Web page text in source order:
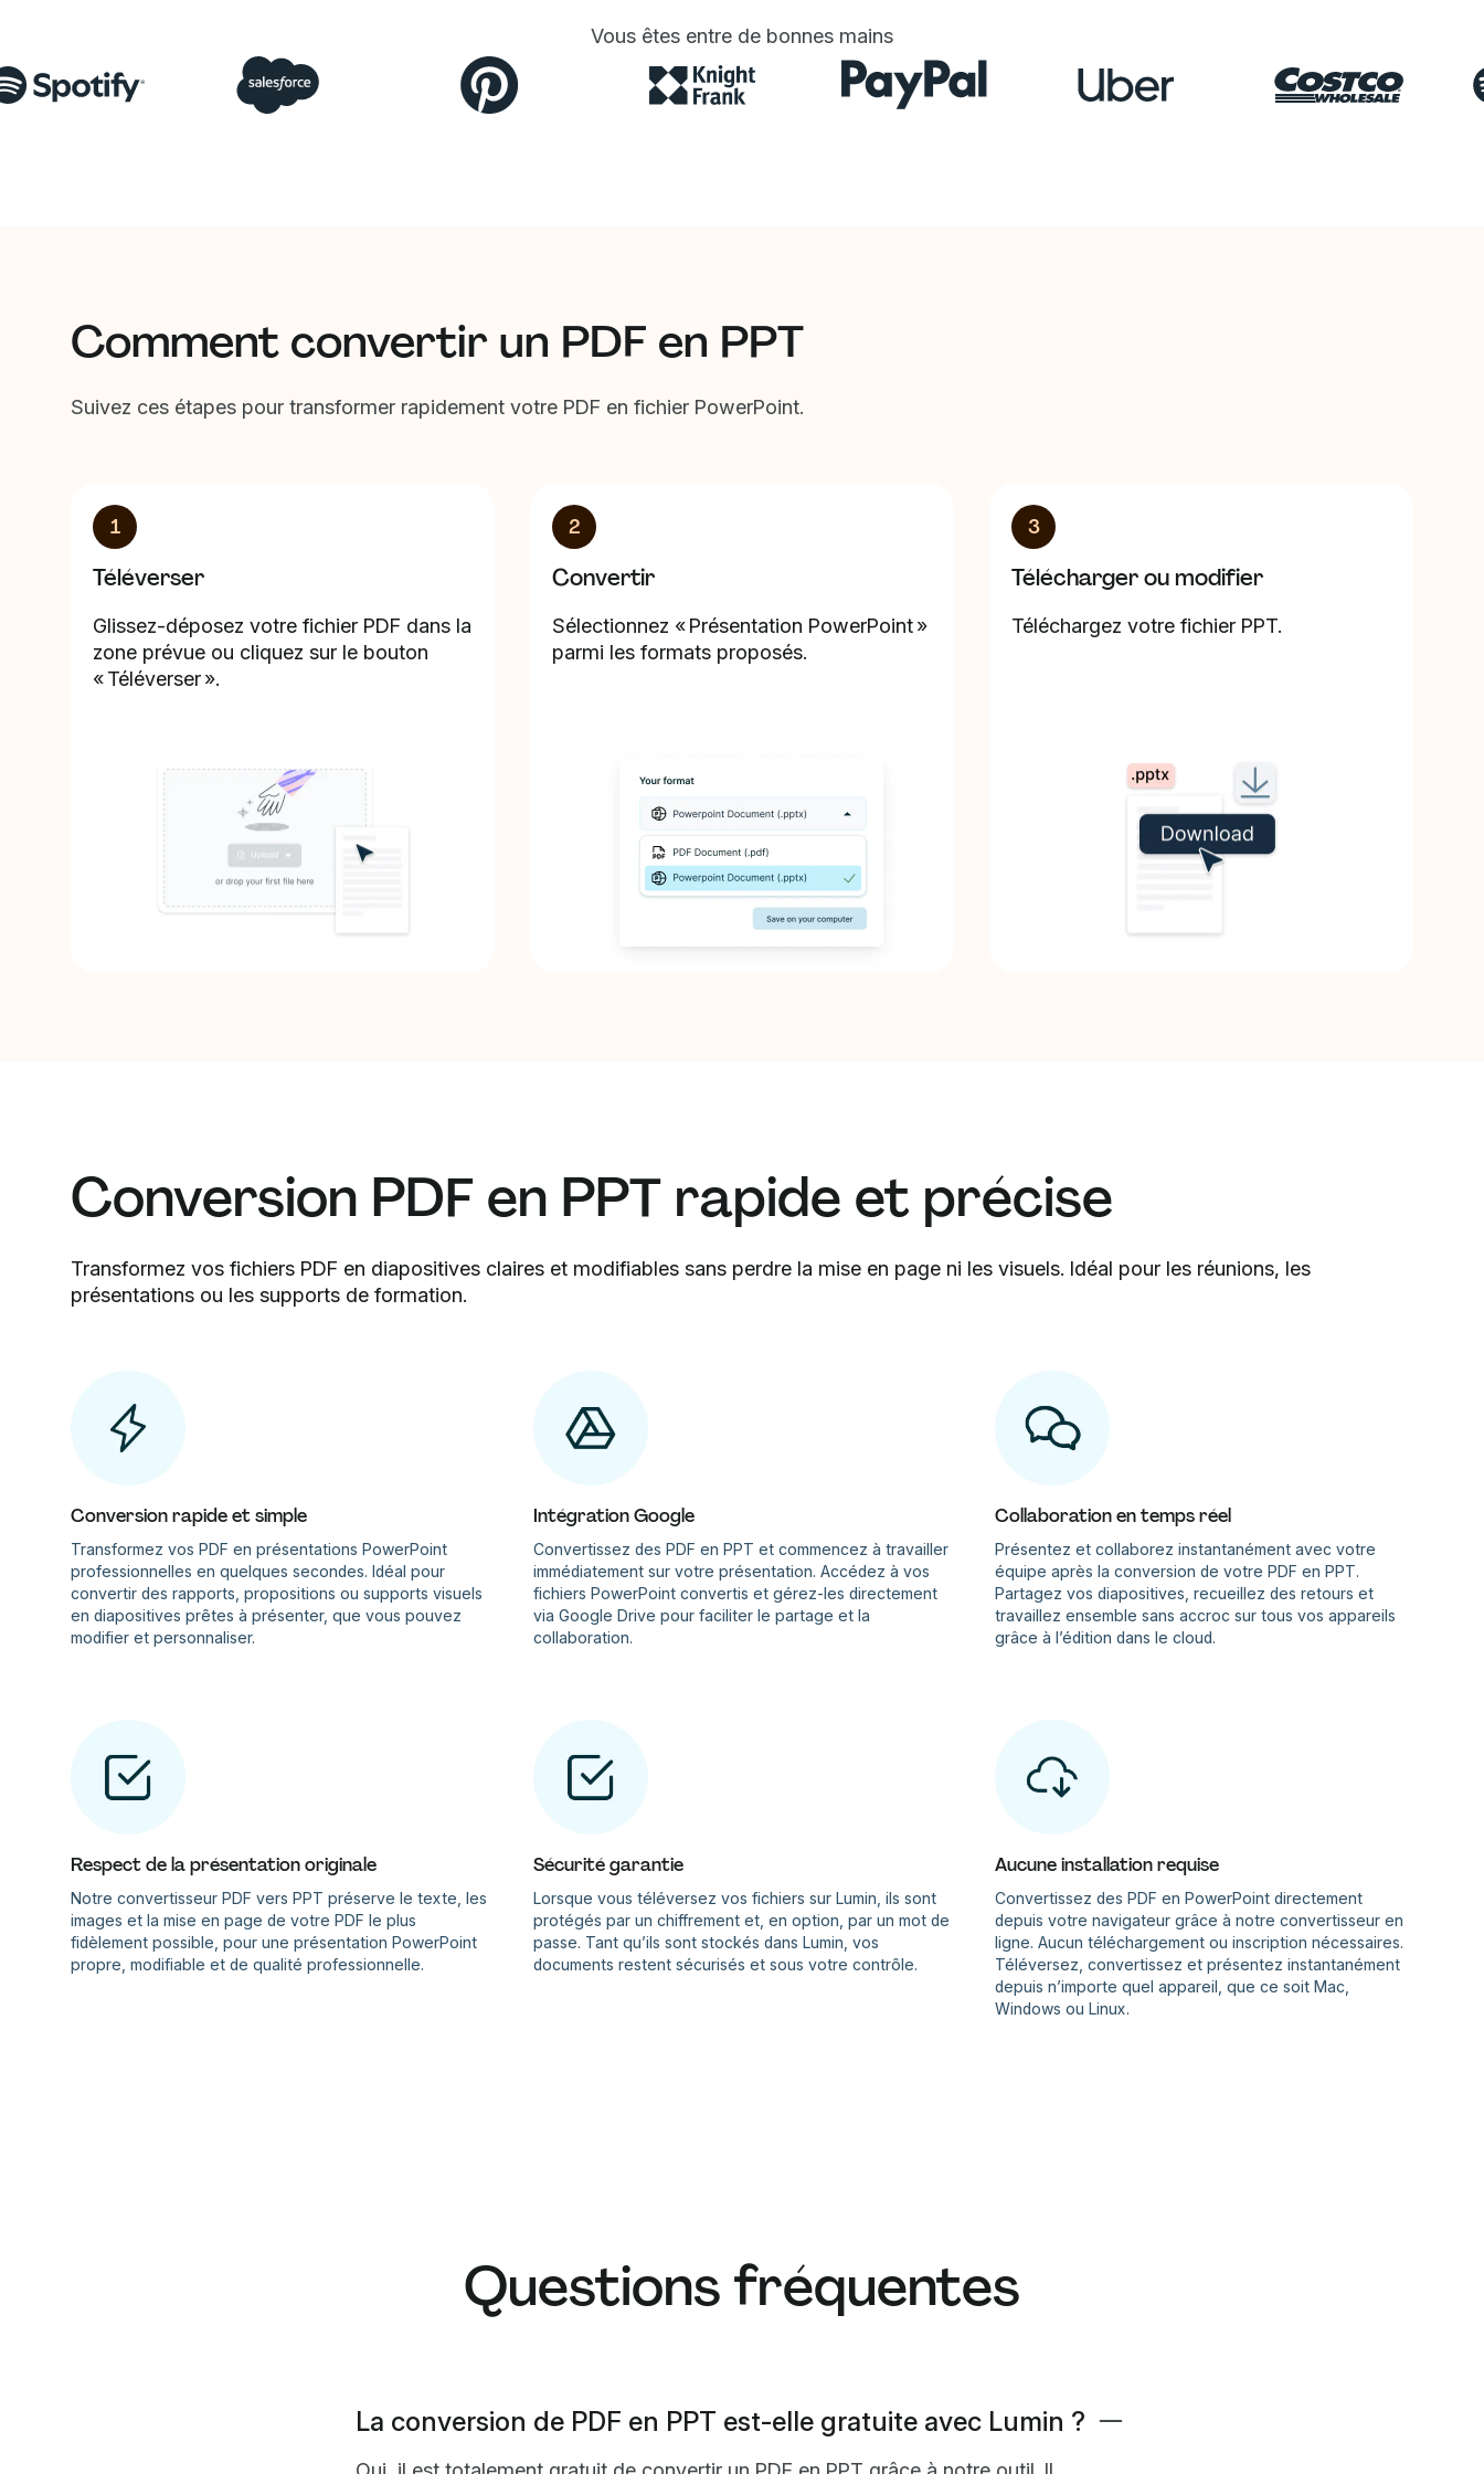
Vous êtes entre de bonnes mains
Comment convertir un PDF en PPT
Suivez ces étapes pour transformer rapidement votre PDF en fichier PowerPoint.
1
Téléverser
Glissez-déposez votre fichier PDF dans la
zone prévue ou cliquez sur le bouton
« Téléverser ».
2
Convertir
Sélectionnez « Présentation PowerPoint »
parmi les formats proposés.
3
Télécharger ou modifier
Téléchargez votre fichier PPT.
Conversion PDF en PPT rapide et précise
Transformez vos fichiers PDF en diapositives claires et modifiables sans perdre la mise en page ni les visuels. Idéal pour les réunions, les
présentations ou les supports de formation.
Conversion rapide et simple
Transformez vos PDF en présentations PowerPoint
professionnelles en quelques secondes. Idéal pour
convertir des rapports, propositions ou supports visuels
en diapositives prêtes à présenter, que vous pouvez
modifier et personnaliser.
Intégration Google
Convertissez des PDF en PPT et commencez à travailler
immédiatement sur votre présentation. Accédez à vos
fichiers PowerPoint convertis et gérez-les directement
via Google Drive pour faciliter le partage et la
collaboration.
Collaboration en temps réel
Présentez et collaborez instantanément avec votre
équipe après la conversion de votre PDF en PPT.
Partagez vos diapositives, recueillez des retours et
travaillez ensemble sans accroc sur tous vos appareils
grâce à l’édition dans le cloud.
Respect de la présentation originale
Notre convertisseur PDF vers PPT préserve le texte, les
images et la mise en page de votre PDF le plus
fidèlement possible, pour une présentation PowerPoint
propre, modifiable et de qualité professionnelle.
Sécurité garantie
Lorsque vous téléversez vos fichiers sur Lumin, ils sont
protégés par un chiffrement et, en option, par un mot de
passe. Tant qu’ils sont stockés dans Lumin, vos
documents restent sécurisés et sous votre contrôle.
Aucune installation requise
Convertissez des PDF en PowerPoint directement
depuis votre navigateur grâce à notre convertisseur en
ligne. Aucun téléchargement ou inscription nécessaires.
Téléversez, convertissez et présentez instantanément
depuis n’importe quel appareil, que ce soit Mac,
Windows ou Linux.
Questions fréquentes
La conversion de PDF en PPT est-elle gratuite avec Lumin ?